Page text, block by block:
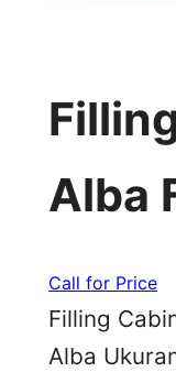
Alba
Call for Price
Filling
Alba